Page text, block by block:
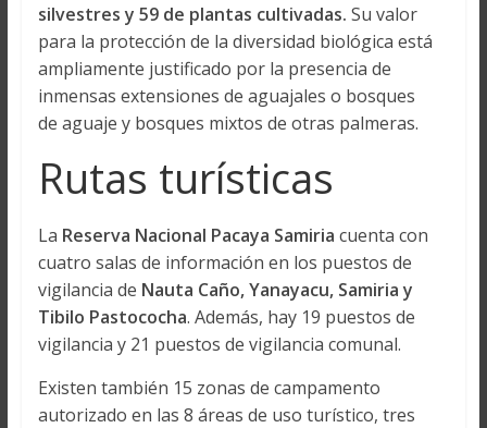
silvestres y 59 de plantas cultivadas. Su valor
para la protección de la diversidad biológica está
ampliamente justificado por la presencia de
inmensas extensiones de aguajales o bosques
de aguaje y bosques mixtos de otras palmeras.
Rutas turísticas
La Reserva Nacional Pacaya Samiria cuenta con
cuatro salas de información en los puestos de
vigilancia de Nauta Caño, Yanayacu, Samiria y
Tibilo Pastococha. Además, hay 19 puestos de
vigilancia y 21 puestos de vigilancia comunal.
Existen también 15 zonas de campamento
autorizado en las 8 áreas de uso turístico, tres